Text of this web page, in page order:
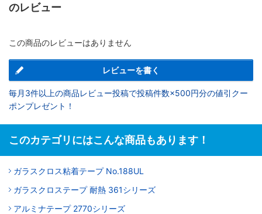
のレビュー
この商品のレビューはありません
レビューを書く
毎月3件以上の商品レビュー投稿で投稿件数×500円分の値引クー
ポンプレゼント！
このカテゴリにはこんな商品もあります！
ガラスクロス粘着テープ No.188UL
ガラスクロステープ 耐熱 361シリーズ
アルミナテープ 2770シリーズ